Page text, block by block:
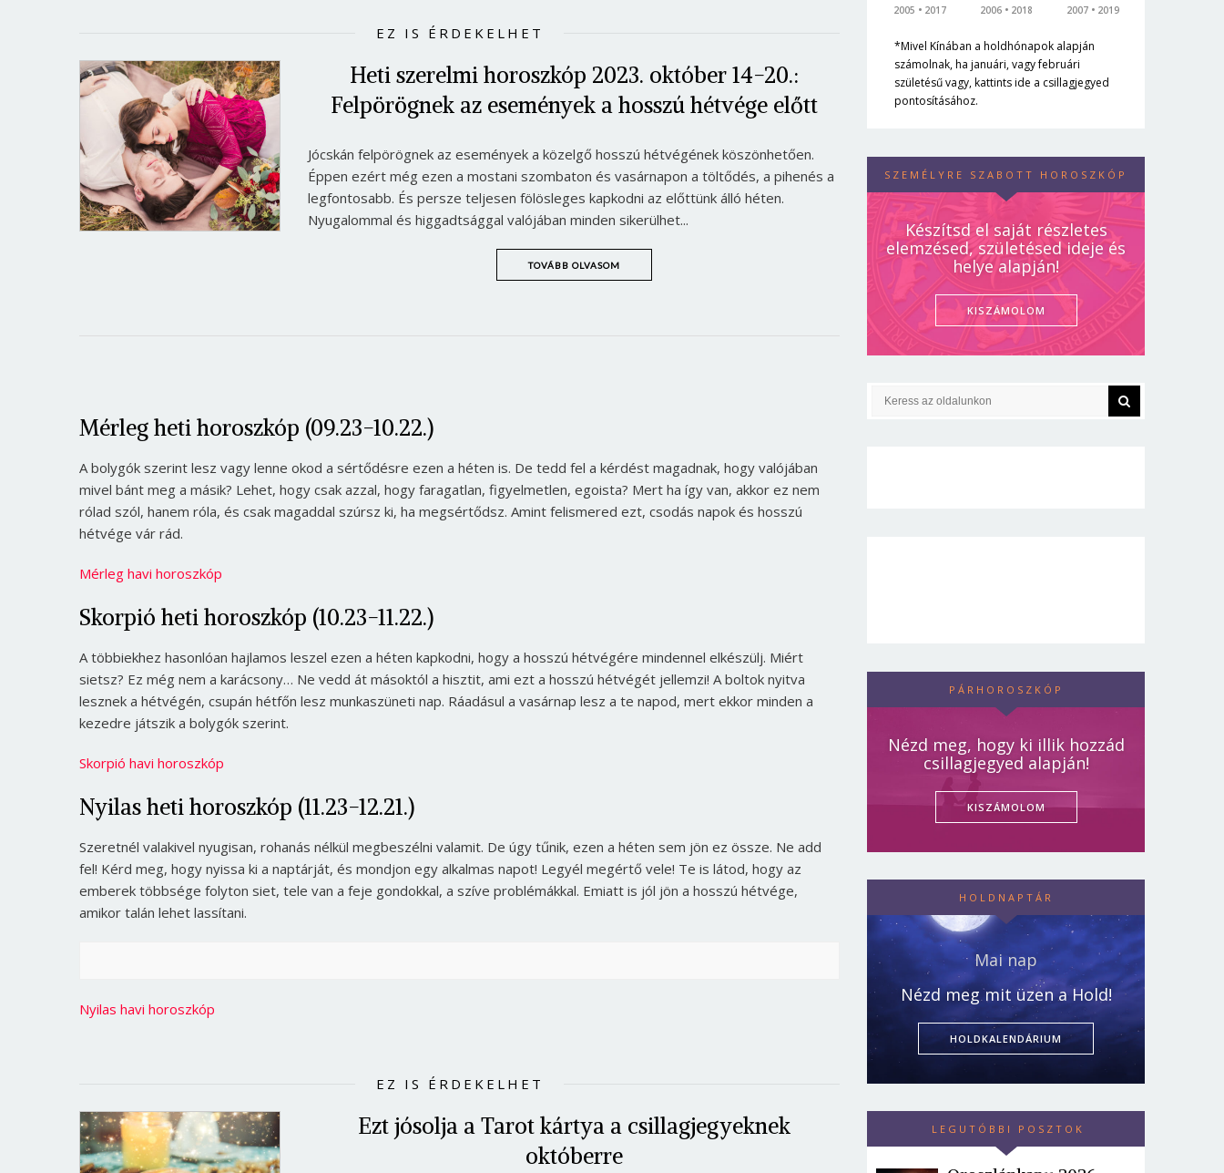
EZ IS ÉRDEKELHET
Heti szerelmi horoszkóp 2023. október 14-20.:
Felpörögnek az események a hosszú hétvége előtt
Jócskán felpörögnek az események a közelgő hosszú hétvégének köszönhetően.
Éppen ezért még ezen a mostani szombaton és vasárnapon a töltődés, a pihenés a
legfontosabb. És persze teljesen fölösleges kapkodni az előttünk álló héten.
Nyugalommal és higgadtsággal valójában minden sikerülhet...
TOVÁBB OLVASOM
Mérleg heti horoszkóp (09.23-10.22.)
A bolygók szerint lesz vagy lenne okod a sértődésre ezen a héten is. De tedd fel a kérdést magadnak, hogy valójában
mivel bánt meg a másik? Lehet, hogy csak azzal, hogy faragatlan, figyelmetlen, egoista? Mert ha így van, akkor ez nem
rólad szól, hanem róla, és csak magaddal szúrsz ki, ha megsértődsz. Amint felismered ezt, csodás napok és hosszú
hétvége vár rád.
Mérleg havi horoszkóp
Skorpió heti horoszkóp (10.23-11.22.)
A többiekhez hasonlóan hajlamos leszel ezen a héten kapkodni, hogy a hosszú hétvégére mindennel elkészülj. Miért
sietsz? Ez még nem a karácsony… Ne vedd át másoktól a hisztit, ami ezt a hosszú hétvégét jellemzi! A boltok nyitva
lesznek a hétvégén, csupán hétfőn lesz munkaszüneti nap. Ráadásul a vasárnap lesz a te napod, mert ekkor minden a
kezedre játszik a bolygók szerint.
Skorpió havi horoszkóp
Nyilas heti horoszkóp (11.23-12.21.)
Szeretnél valakivel nyugisan, rohanás nélkül megbeszélni valamit. De úgy tűnik, ezen a héten sem jön ez össze. Ne add
fel! Kérd meg, hogy nyissa ki a naptárját, és mondjon egy alkalmas napot! Legyél megértő vele! Te is látod, hogy az
emberek többsége folyton siet, tele van a feje gondokkal, a szíve problémákkal. Emiatt is jól jön a hosszú hétvége,
amikor talán lehet lassítani.
Nyilas havi horoszkóp
EZ IS ÉRDEKELHET
Ezt jósolja a Tarot kártya a csillagjegyeknek
októberre
2005
2017
2006
2018
2007
2019
*Mivel Kínában a holdhónapok alapján
számolnak, ha januári, vagy februári
születésű vagy, kattints ide a csillagjegyed
pontosításához.
SZEMÉLYRE SZABOTT HOROSZKÓP
Készítsd el saját részletes
elemzésed, születésed ideje és
helye alapján!
KISZÁMOLOM
PÁRHOROSZKÓP
Nézd meg, hogy ki illik hozzád
csillagjegyed alapján!
KISZÁMOLOM
HOLDNAPTÁR
Mai nap
Nézd meg mit üzen a Hold!
HOLDKALENDÁRIUM
LEGUTÓBBI POSZTOK
Mégse